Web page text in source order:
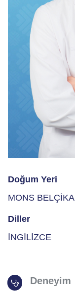
Doğum Yeri
MONS BELÇİKA
Diller
İNGİLİZCE
Deneyim